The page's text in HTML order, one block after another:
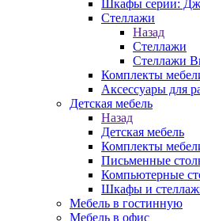
Шкафы серии:
Стеллажи
Назад
Стеллажи
Стеллажи
Комплекты
Аксессуары для
Детская мебель
Назад
Детская мебель
Комплекты
Письменные
Компьютерные
Шкафы и
Мебель в гостинную
Мебель в офис